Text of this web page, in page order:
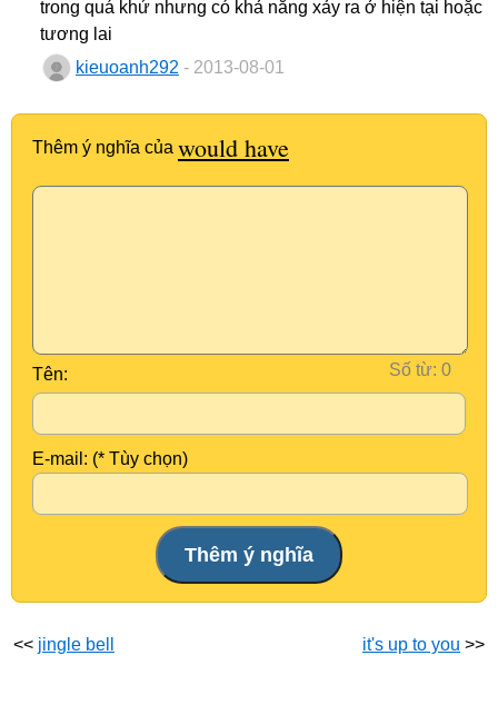
trong quá khứ nhưng có khả năng xảy ra ở hiện tại hoặc
tương lai
kieuoanh292 - 2013-08-01
Thêm ý nghĩa của would have
Số từ:
Tên:
E-mail: (* Tùy chọn)
<< jingle bell it's up to you >>